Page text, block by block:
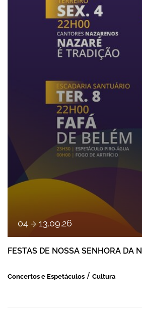
04 a 13.09.26
FESTAS DE NOSSA SENHORA DA
Concertos e Espetáculos Cultura